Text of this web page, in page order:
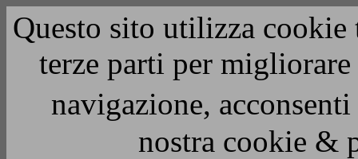
Questo sito utilizza
terze parti per
navigazione,
nostra cookie &